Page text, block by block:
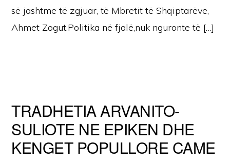
së jashtme të zgjuar, të Mbretit të Shqiptarëve,
Ahmet Zogut.Politika në fjalë,nuk nguronte të […]
TRADHETIA ARVANITO-
SULIOTE NE EPIKEN DHE
KENGET POPULLORE CAME